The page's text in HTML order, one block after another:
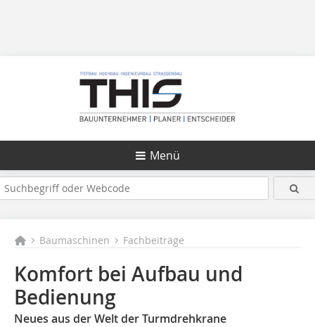
Menü
Baumaschinen Fachbeiträge
Komfort bei Aufbau und
Bedienung
Neues aus der Welt der Turmdrehkrane